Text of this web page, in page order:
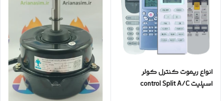
انواع ریموت کنترل کولر
اسپلیت control Split A/C